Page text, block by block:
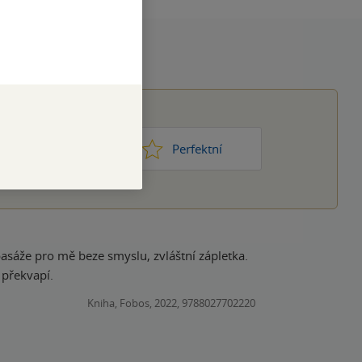
Perfektní
pro mě beze smyslu, zvláštní zápletka.
Kniha, Fobos, 2022, 9788027702220